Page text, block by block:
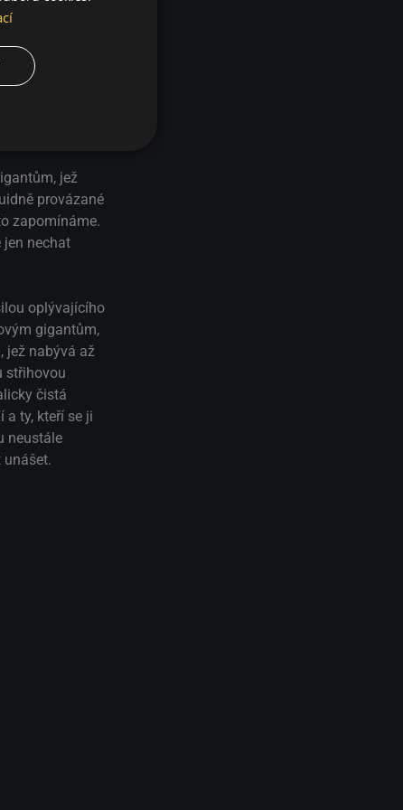
jež
provázané
zapomínáme.
jen nechat
oplývajícího
gigantům,
jež nabývá až
střihovou
čistá
ty, kteří se ji
neustále
unášet.